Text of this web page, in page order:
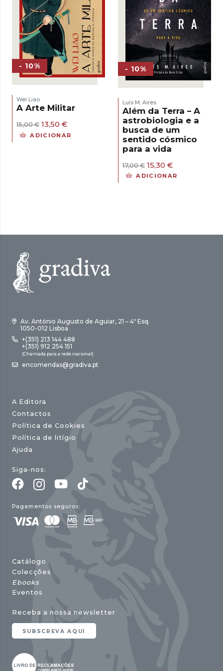
- 10%
Wei Liao
A Arte Militar
15,00€ O
preço
original
13,50 €
preço
atual
ADICIONAR
- 10%
Luís M. Aires
Além da Terra – A
astrobiologia e a
busca de um
sentido cósmico
para a vida
17,00€ O
preço
15,30 €O
preço
ADICIONAR
Av. António Augusto de Aguiar, 21 – 4º Esq.
1050-012 Lisboa
+(351) 213 144 488
+(351) 912 254 151
(Chamada para a rede nacional)
encomendas@gradiva.pt
A Editora
Contactos
Política de Cookies
Política de litígio
Ajuda
Siga-nos:
Pagamentos seguros:
Catálogo
Colecções
Ebooks
Eventos
Receba a nossa newsletter
SUBSCREVA AQUI